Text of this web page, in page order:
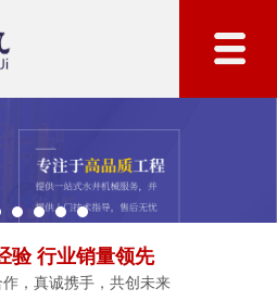
验 行业销量领先
，真诚携手，共创未来